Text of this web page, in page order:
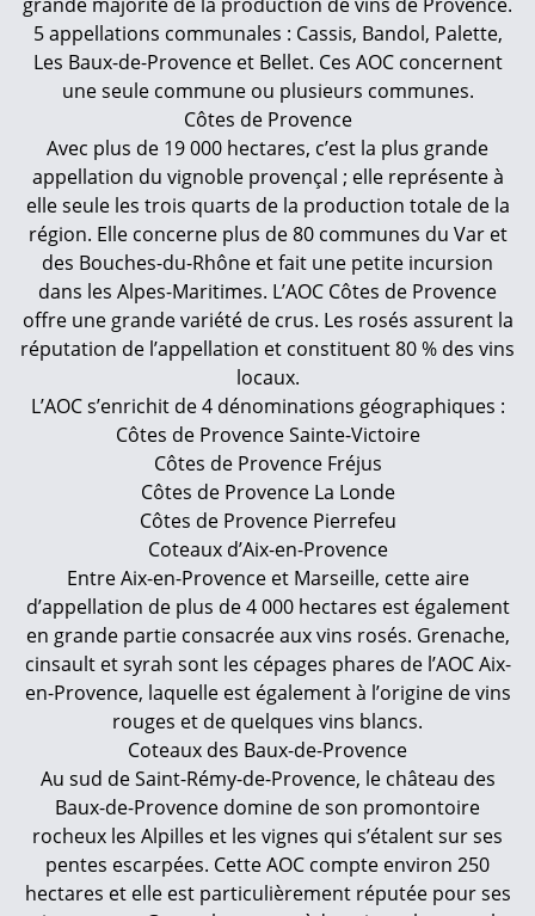
5 appellations communales : Cassis, Bandol, Palette,
Les Baux-de-Provence et Bellet. Ces AOC concernent
une seule commune ou plusieurs communes.
Côtes de Provence
Avec plus de 19 000 hectares, c’est la plus grande
appellation du vignoble provençal ; elle représente à
elle seule les trois quarts de la production totale de la
région. Elle concerne plus de 80 communes du Var et
des Bouches-du-Rhône et fait une petite incursion
dans les Alpes-Maritimes. L’AOC Côtes de Provence
offre une grande variété de crus. Les rosés assurent la
réputation de l’appellation et constituent 80 % des vins
locaux.
L’AOC s’enrichit de 4 dénominations géographiques :
Côtes de Provence Sainte-Victoire
Côtes de Provence Fréjus
Côtes de Provence La Londe
Côtes de Provence Pierrefeu
Coteaux d’Aix-en-Provence
Entre Aix-en-Provence et Marseille, cette aire
d’appellation de plus de 4 000 hectares est également
en grande partie consacrée aux vins rosés. Grenache,
cinsault et syrah sont les cépages phares de l’AOC Aix-
en-Provence, laquelle est également à l’origine de vins
rouges et de quelques vins blancs.
Coteaux des Baux-de-Provence
Au sud de Saint-Rémy-de-Provence, le château des
Baux-de-Provence domine de son promontoire
rocheux les Alpilles et les vignes qui s’étalent sur ses
pentes escarpées. Cette AOC compte environ 250
hectares et elle est particulièrement réputée pour ses